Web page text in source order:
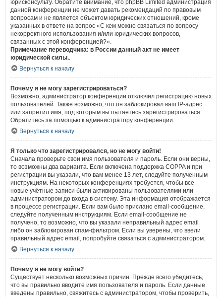
юрисконсульту. Обратите внимание, что phpBB Limited администрация
данной конференции не может давать рекомендаций по правовым
вопросам и не является объектом юридических отношений, кроме
указанных в ответе на вопрос «С кем можно связаться по вопросу
некорректного использования и/или юридических вопросов,
связанных с этой конференцией?».
Примечание переводчика: в России данный акт не имеет
юридической силы..
Вернуться к началу
Почему я не могу зарегистрироваться?
Возможно, администратор конференции отключил регистрацию новых
пользователей. Также возможно, что он заблокировал ваш IP-адрес
или запретил имя, под которым вы пытаетесь зарегистрироваться.
Обратитесь за помощью к администратору конференции.
Вернуться к началу
Я только что зарегистрировался, но не могу войти!
Сначала проверьте свои имя пользователя и пароль. Если они верны,
то возможны два варианта. Если включена поддержка COPPA и при
регистрации вы указали, что вам менее 13 лет, следуйте полученным
инструкциям. На некоторых конференциях требуется, чтобы все
новые учётные записи были активированы пользователями или
администратором до входа в систему. Эта информация отображается
в процессе регистрации. Если вам было прислано email-сообщение,
следуйте полученным инструкциям. Если email-сообщение не
получено, то возможно, что вы указали неправильный адрес email
либо он заблокирован спам-фильтром. Если вы уверены, что ввели
правильный адрес email, попробуйте связаться с администратором.
Вернуться к началу
Почему я не могу войти?
Существует несколько возможных причин. Прежде всего убедитесь,
что вы правильно вводите имя пользователя и пароль. Если данные
введены правильно, свяжитесь с администратором, чтобы проверить,